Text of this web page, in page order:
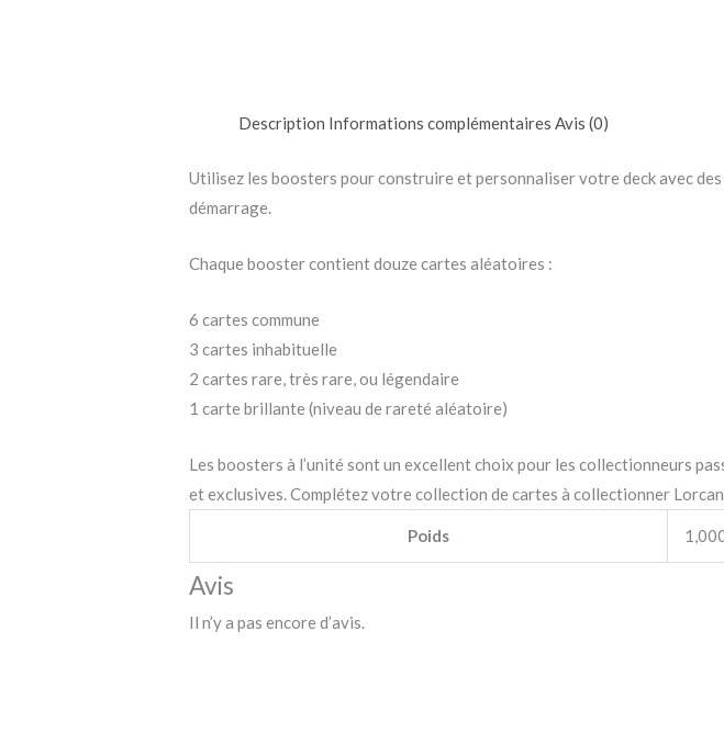
Description Informations complémentaires Avis (0)
Utilisez les boosters pour construire et personnaliser votre deck avec
démarrage.
Chaque booster contient douze cartes aléatoires :
6 cartes commune
3 cartes inhabituelle
2 cartes rare, très rare, ou légendaire
1 carte brillante (niveau de rareté aléatoire)
Les boosters à l’unité sont un excellent choix pour les collectionneurs
et exclusives. Complétez votre collection de cartes à collectionner
Poids
Avis
Il n’y a pas encore d’avis.